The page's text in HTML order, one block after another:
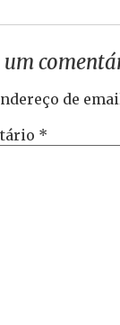
um
de
*